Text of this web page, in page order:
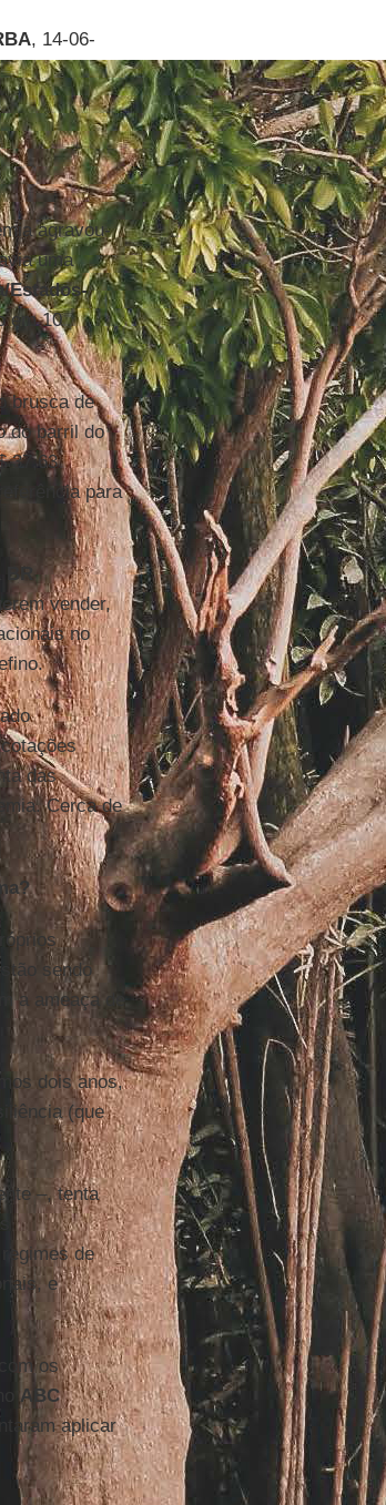
, 14-06-
agravou-
uma
Estados-
em 10
brusca de
do barril do
37,63
para
BR
vender,
no
cotações
das
Cerca de
sendo
a ameaça de
dois anos,
(que
–, tenta
de
e
os
ABC
aplicar